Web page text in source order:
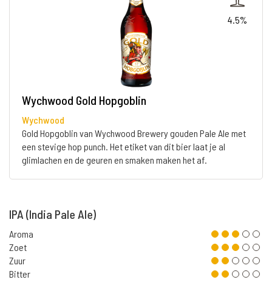
4.5%
Wychwood Gold Hopgoblin
Wychwood
Gold Hopgoblin van Wychwood Brewery gouden Pale Ale met
een stevige hop punch. Het etiket van dit bier laat je al
glimlachen en de geuren en smaken maken het af.
IPA (India Pale Ale)
Aroma
Zoet
Zuur
Bitter